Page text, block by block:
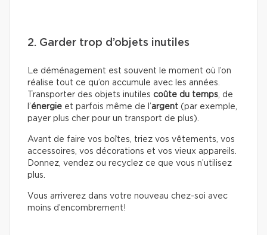
2. Garder trop d’objets inutiles
Le déménagement est souvent le moment où l’on
réalise tout ce qu’on accumule avec les années.
Transporter des objets inutiles coûte du temps, de
l’énergie et parfois même de l’argent (par exemple,
payer plus cher pour un transport de plus).
Avant de faire vos boîtes, triez vos vêtements, vos
accessoires, vos décorations et vos vieux appareils.
Donnez, vendez ou recyclez ce que vous n’utilisez
plus.
Vous arriverez dans votre nouveau chez-soi avec
moins d’encombrement!